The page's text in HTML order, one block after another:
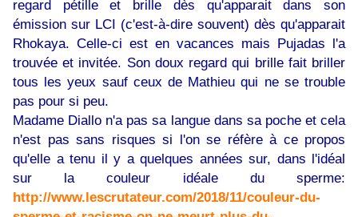
regard pétille et brille dès qu'apparait dans son
émission sur LCI (c'est-à-dire souvent) dès qu'apparait
Rhokaya. Celle-ci est en vacances mais Pujadas l'a
trouvée et invitée. Son doux regard qui brille fait briller
tous les yeux sauf ceux de Mathieu qui ne se trouble
pas pour si peu.
Madame Diallo n'a pas sa langue dans sa poche et cela
n'est pas sans risques si l'on se réfère à ce propos
qu'elle a tenu il y a quelques années sur, dans l'idéal
sur la couleur idéale du sperme:
http://www.lescrutateur.com/2018/11/couleur-du-